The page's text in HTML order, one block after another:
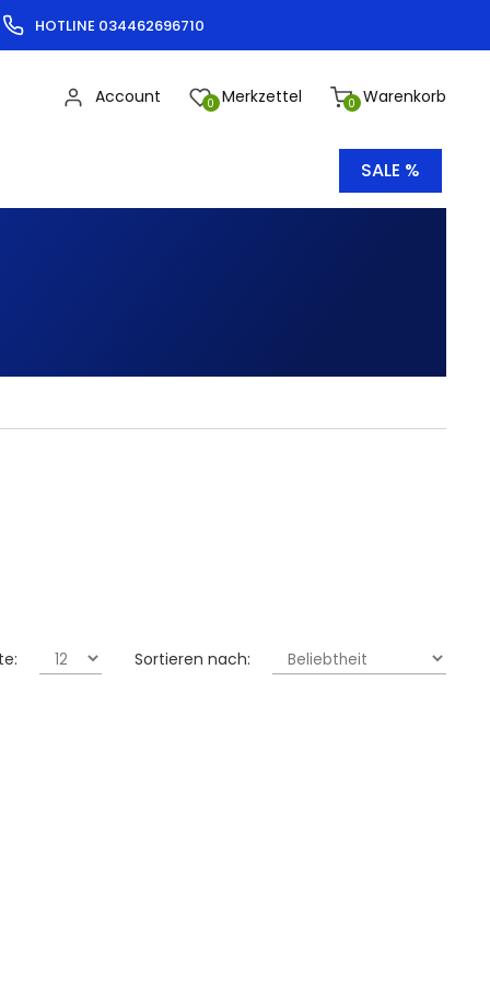
HOTLINE 034462696710
0 Warenkorb
0 Merkzettel
Account
SALE %
Sortieren nach: